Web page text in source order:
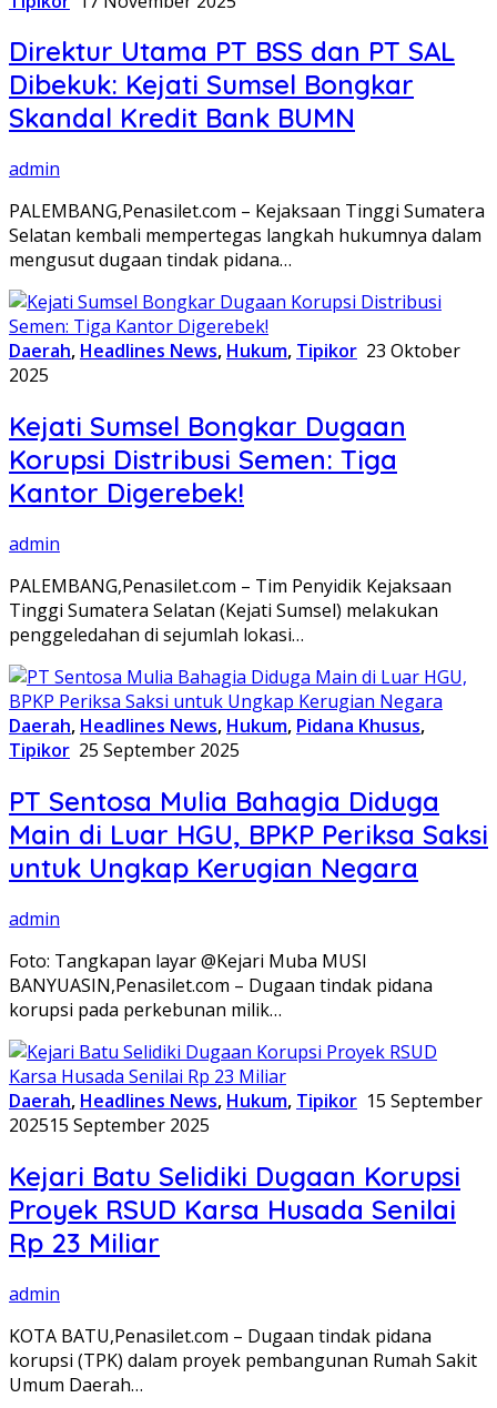
Direktur Utama PT BSS dan PT SAL
Dibekuk: Kejati Sumsel Bongkar
Skandal Kredit Bank BUMN
admin
PALEMBANG,Penasilet.com – Kejaksaan Tinggi Sumatera
Selatan kembali mempertegas langkah hukumnya dalam
mengusut dugaan tindak pidana…
Daerah, Headlines News, Hukum, Tipikor 23 Oktober
2025
Kejati Sumsel Bongkar Dugaan
Korupsi Distribusi Semen: Tiga
Kantor Digerebek!
admin
PALEMBANG,Penasilet.com – Tim Penyidik Kejaksaan
Tinggi Sumatera Selatan (Kejati Sumsel) melakukan
penggeledahan di sejumlah lokasi…
Daerah, Headlines News, Hukum, Pidana Khusus,
Tipikor 25 September 2025
PT Sentosa Mulia Bahagia Diduga
Main di Luar HGU, BPKP Periksa Saksi
untuk Ungkap Kerugian Negara
admin
Foto: Tangkapan layar @Kejari Muba MUSI
BANYUASIN,Penasilet.com – Dugaan tindak pidana
korupsi pada perkebunan milik…
Daerah, Headlines News, Hukum, Tipikor 15 September
202515 September 2025
Kejari Batu Selidiki Dugaan Korupsi
Proyek RSUD Karsa Husada Senilai
Rp 23 Miliar
admin
KOTA BATU,Penasilet.com – Dugaan tindak pidana
korupsi (TPK) dalam proyek pembangunan Rumah Sakit
Umum Daerah…